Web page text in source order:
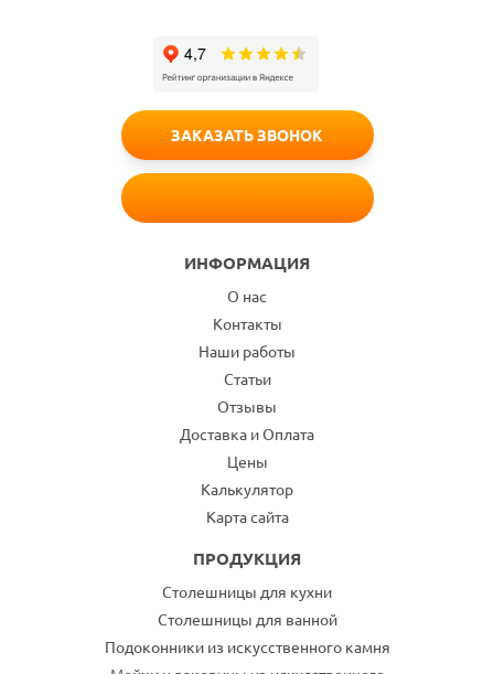
ИНФОРМАЦИЯ
О нас
Контакты
Наши работы
Статьи
Отзывы
Доставка и Оплата
Цены
Калькулятор
Карта сайта
ПРОДУКЦИЯ
Столешницы для кухни
Столешницы для ванной
Подоконники из искусственного камня
ЗАКАЗАТЬ ЗВОНОК